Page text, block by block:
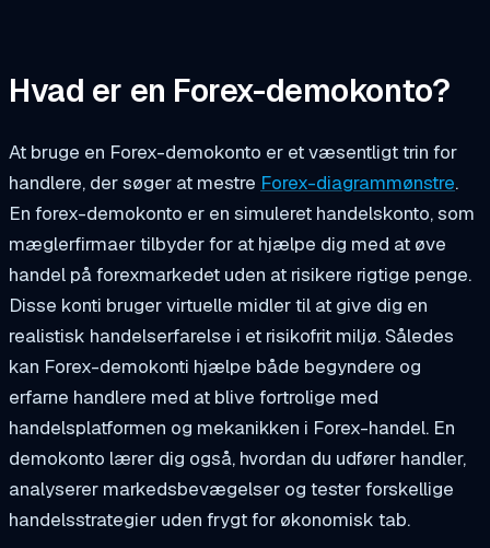
Hvad er en Forex-demokonto?
At bruge en Forex-demokonto er et væsentligt trin for
handlere, der søger at mestre Forex-diagrammønstre.
En forex-demokonto er en simuleret handelskonto, som
mæglerfirmaer tilbyder for at hjælpe dig med at øve
handel på forexmarkedet uden at risikere rigtige penge.
Disse konti bruger virtuelle midler til at give dig en
realistisk handelserfarelse i et risikofrit miljø. Således
kan Forex-demokonti hjælpe både begyndere og
erfarne handlere med at blive fortrolige med
handelsplatformen og mekanikken i Forex-handel. En
demokonto lærer dig også, hvordan du udfører handler,
analyserer markedsbevægelser og tester forskellige
handelsstrategier uden frygt for økonomisk tab.